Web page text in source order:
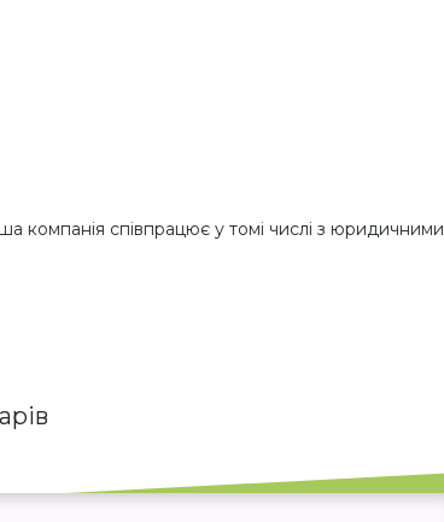
компанія співпрацює у томі числі з юридичними